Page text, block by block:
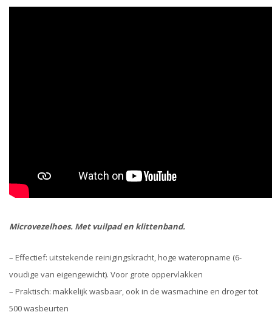
Microvezelhoes. Met vuilpad en klittenband.
– Effectief: uitstekende reinigingskracht, hoge wateropname (6-
voudige van eigengewicht). Voor grote oppervlakken
– Praktisch: makkelijk wasbaar, ook in de wasmachine en droger tot
500 wasbeurten